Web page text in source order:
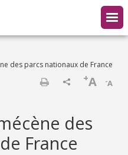
des parcs nationaux de France
-A
+A
des
France